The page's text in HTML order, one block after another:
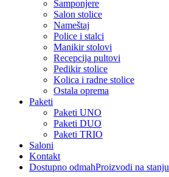
Šamponjere
Salon stolice
Nameštaj
Police i stalci
Manikir stolovi
Recepcija pultovi
Pedikir stolice
Kolica i radne stolice
Ostala oprema
Paketi
Paketi UNO
Paketi DUO
Paketi TRIO
Saloni
Kontakt
Dostupno odmahProizvodi na stanju